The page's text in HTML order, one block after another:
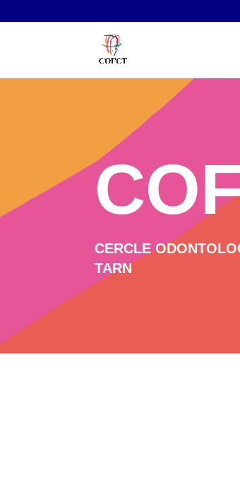
CERCLE
TARN